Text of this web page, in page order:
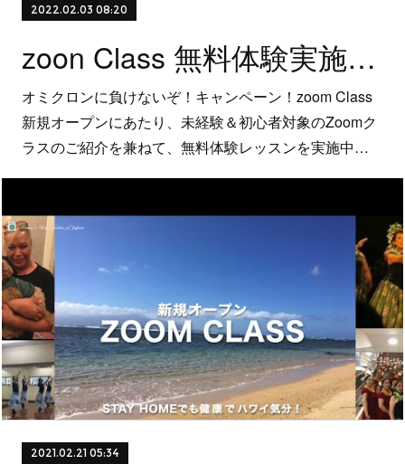
2022.02.03 08:20
zoon Class 無料体験実施中！
オミクロンに負けないぞ！キャンペーン！zoom Class
新規オープンにあたり、未経験＆初心者対象のZoomク
ラスのご紹介を兼ねて、無料体験レッスンを実施中…
2021.02.21 05:34